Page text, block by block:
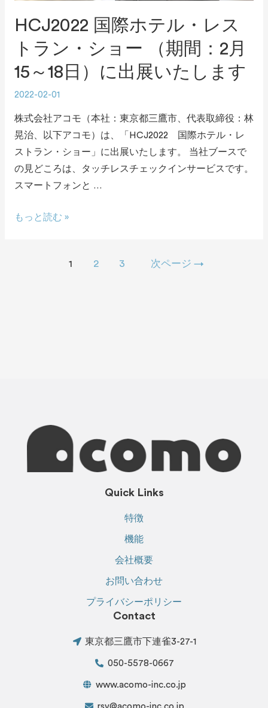
HCJ2022 国際ホテル・レス
トラン・ショー （期間：2月
15～18日）に出展いたします
2022-02-01
株式会社アコモ（本社：東京都三鷹市、代表取締役：林
晃治、以下アコモ）は、「HCJ2022 国際ホテル・レ
ストラン・ショー」に出展いたします。 当社ブースで
の見どころは、タッチレスチェックインサービスです。
スマートフォンと …
もっと読む »
1 2 3 次ページ →
Quick Links
特徴
機能
会社概要
お問い合わせ
プライバシーポリシー
Contact
東京都三鷹市下連雀3-27-1
050-5578-0667
www.acomo-inc.co.jp